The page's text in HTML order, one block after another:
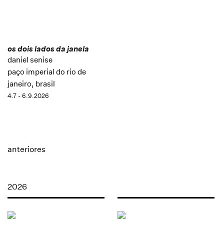
os dois lados da janela
daniel senise
paço imperial do rio de
janeiro, brasil
4.7 - 6.9.2026
anteriores
2026